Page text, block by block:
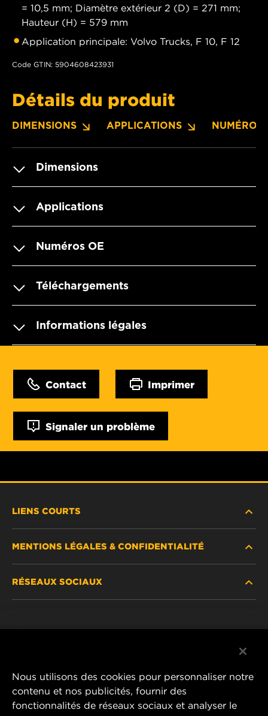
= 10,5 mm; Diamètre extérieur 2 (D) = 271 mm;
Hauteur (H) = 579 mm
Application principale: Volvo Trucks, F 10, F 12
Code GTIN: 5904608423931
Détails du produit
DIMENSIONS APPLICATIONS NUMÉROS
Dimensions
Applications
Numéros OE
Téléchargements
Informations légales
Contact Imprimer
Signaler un problème
LIENS COURTS
OÙ ACHETER
MENTIONS LÉGALES & CONFIDENTIALITÉ
RÉSEAUX SOCIAUX
Nous utilisons des cookies pour personnaliser notre
contenu et nos publicités, fournir des
fonctionnalités de réseaux sociaux et analyser le